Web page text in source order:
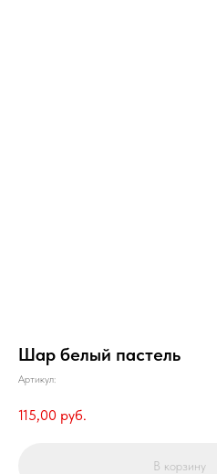
Шар белый пастель
Артикул:
115,00 руб.
В корзину